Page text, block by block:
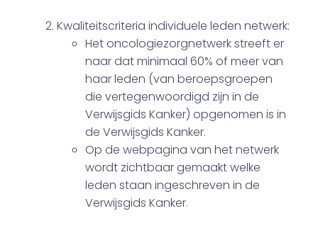
Kwaliteitscriteria individuele leden netwerk:
Het oncologiezorgnetwerk streeft er
naar dat minimaal 60% of meer van
haar leden (van beroepsgroepen
die vertegenwoordigd zijn in de
Verwijsgids Kanker) opgenomen is in
de Verwijsgids Kanker.
Op de webpagina van het netwerk
wordt zichtbaar gemaakt welke
leden staan ingeschreven in de
Verwijsgids Kanker.